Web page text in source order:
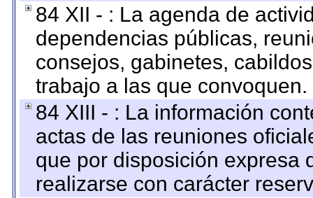
84 XII - : La agenda de
dependencias públicas,
consejos, gabinetes,
trabajo a las que convoquen.
84 XIII - : La información
actas de las reuniones
que por disposición expresa
realizarse con carácter